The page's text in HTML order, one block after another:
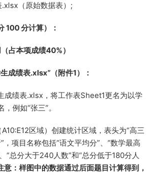
（原始数据表）;
100 分计算）：
（占本项成绩40%）
成绩表.xlsx”（附件1）：
成绩表.xlsx，将工作表Sheet1更名为以学
例如“张三”。
区域）创建统计区域，表头为“高三
”，项目名称包括“语文平均分”、“数学最高
“总分大于240人数”和“总分低于180分人
意：样图中的数据通过后面题目计算得到，